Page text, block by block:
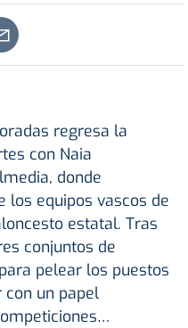
regresa la
con Naia
donde
los equipos vascos de
estatal. Tras
conjuntos de
pelear los puestos
un papel